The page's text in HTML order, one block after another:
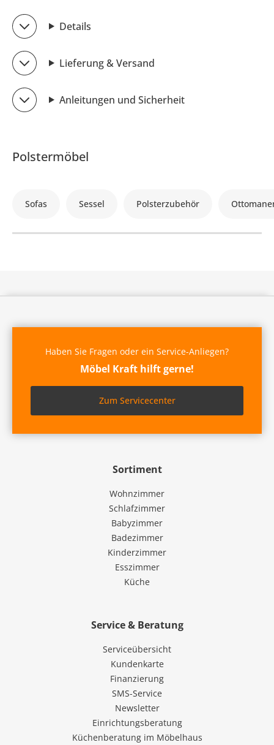
Details
Lieferung & Versand
Anleitungen und Sicherheit
Polstermöbel
Sofas Sessel Polsterzubehör
Sortiment
Wohnzimmer
Schlafzimmer
Babyzimmer
Badezimmer
Kinderzimmer
Esszimmer
Küche
Service & Beratung
Serviceübersicht
Kundenkarte
Finanzierung
SMS-Service
Newsletter
Einrichtungsberatung
Küchenberatung im Möbelhaus
Haben Sie Fragen oder ein Service-Anliegen?
Möbel Kraft hilft gerne!
Zum Servicecenter